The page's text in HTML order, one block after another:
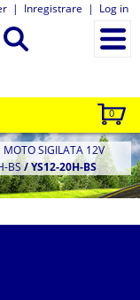
| Inregistrare | Log in
0
MOTO SIGILATA 12V
BS/YS12-20H-BS